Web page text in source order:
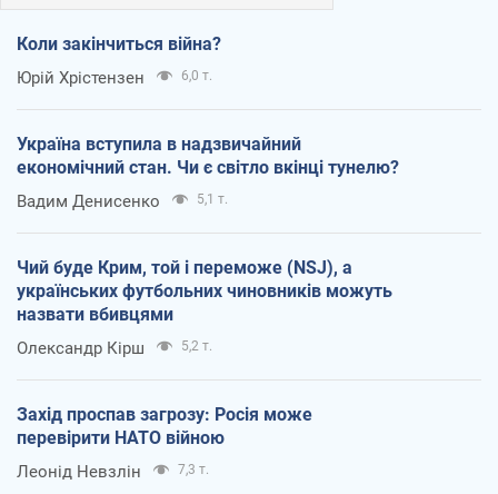
Коли закінчиться війна?
Юрій Хрістензен 6,0 т.
Україна вступила в надзвичайний
економічний стан. Чи є світло вкінці тунелю?
Вадим Денисенко 5,1 т.
Чий буде Крим, той і переможе (NSJ), а
українських футбольних чиновників можуть
назвати вбивцями
Олександр Кірш 5,2 т.
Захід проспав загрозу: Росія може
перевірити НАТО війною
Леонід Невзлін 7,3 т.